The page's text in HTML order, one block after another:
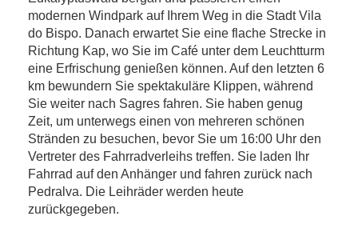
modernen Windpark auf Ihrem Weg in die Stadt Vila
do Bispo. Danach erwartet Sie eine flache Strecke in
Richtung Kap, wo Sie im Café unter dem Leuchtturm
eine Erfrischung genießen können. Auf den letzten 6
km bewundern Sie spektakuläre Klippen, während
Sie weiter nach Sagres fahren. Sie haben genug
Zeit, um unterwegs einen von mehreren schönen
Stränden zu besuchen, bevor Sie um 16:00 Uhr den
Vertreter des Fahrradverleihs treffen. Sie laden Ihr
Fahrrad auf den Anhänger und fahren zurück nach
Pedralva. Die Leihräder werden heute
zurückgegeben.